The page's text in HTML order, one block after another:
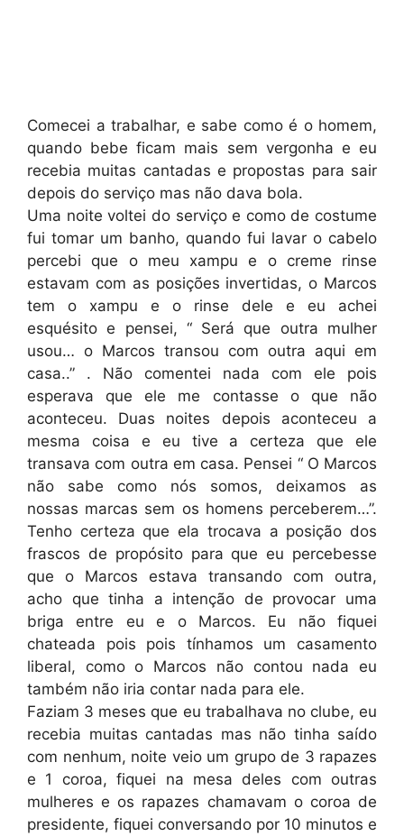
Comecei a trabalhar, e sabe como é o homem,
quando bebe ficam mais sem vergonha e eu
recebia muitas cantadas e propostas para sair
depois do serviço mas não dava bola.
Uma noite voltei do serviço e como de costume
fui tomar um banho, quando fui lavar o cabelo
percebi que o meu xampu e o creme rinse
estavam com as posições invertidas, o Marcos
tem o xampu e o rinse dele e eu achei
esquésito e pensei, “ Será que outra mulher
usou… o Marcos transou com outra aqui em
casa..” . Não comentei nada com ele pois
esperava que ele me contasse o que não
aconteceu. Duas noites depois aconteceu a
mesma coisa e eu tive a certeza que ele
transava com outra em casa. Pensei “ O Marcos
não sabe como nós somos, deixamos as
nossas marcas sem os homens perceberem…”.
Tenho certeza que ela trocava a posição dos
frascos de propósito para que eu percebesse
que o Marcos estava transando com outra,
acho que tinha a intenção de provocar uma
briga entre eu e o Marcos. Eu não fiquei
chateada pois pois tínhamos um casamento
liberal, como o Marcos não contou nada eu
também não iria contar nada para ele.
Faziam 3 meses que eu trabalhava no clube, eu
recebia muitas cantadas mas não tinha saído
com nenhum, noite veio um grupo de 3 rapazes
e 1 coroa, fiquei na mesa deles com outras
mulheres e os rapazes chamavam o coroa de
presidente, fiquei conversando por 10 minutos e